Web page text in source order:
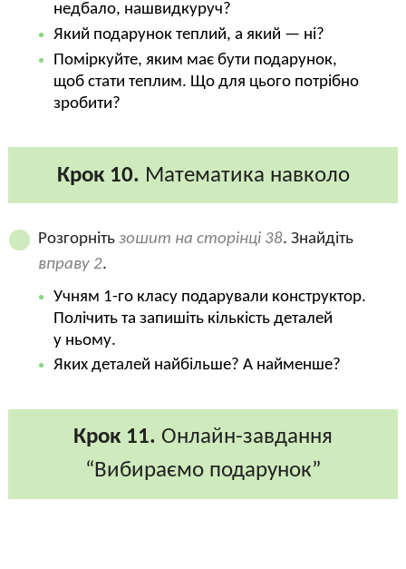
недбало, нашвидкуруч?
Який подарунок теплий, а який — ні?
Поміркуйте, яким має бути подарунок,
щоб стати теплим. Що для цього потрібно
зробити?
Крок 10. Математика навколо
Розгорніть зошит на сторінці 38. Знайдіть
вправу 2.
Учням 1-го класу подарували конструктор.
Полічить та запишіть кількість деталей
у ньому.
Яких деталей найбільше? А найменше?
Крок 11. Онлайн-завдання
“Вибираємо подарунок”